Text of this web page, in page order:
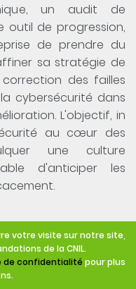
un audit de
outil de progression,
de prendre du
sa stratégie de
des failles
cybersécurité dans
L'objectif, in
au cœur des
une culture
d'anticiper les
newsletter
votre visite sur notre site,
de la CNIL.
de confidentialité pour plus